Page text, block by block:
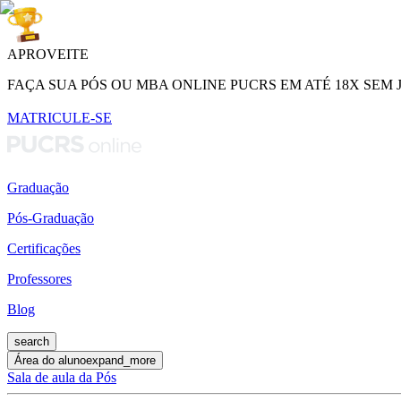
APROVEITE
FAÇA SUA PÓS OU MBA ONLINE PUCRS EM ATÉ 18X SEM
MATRICULE-SE
Graduação
Pós-Graduação
Certificações
Professores
Blog
search
Área do alunoexpand_more
Sala de aula da Pós